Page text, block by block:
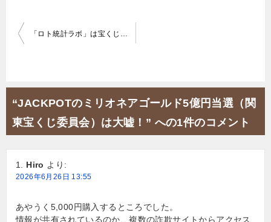
投
ビ
ゲ
ー
ョ
「ロト統計ラボ」は宝くじ当選詐欺！ネット上で口コミを捏造してるぞ！
“JACKPOTのミリオネアゴールド5億円当選（関
東宝くじ委員会）は大嘘！” への1件のコメント
Hiro より:
2026年6月26日 13:55
あやうく5,000円購入するところでした。
情報が共有されているのか、複数の詐欺サイトからアクセス